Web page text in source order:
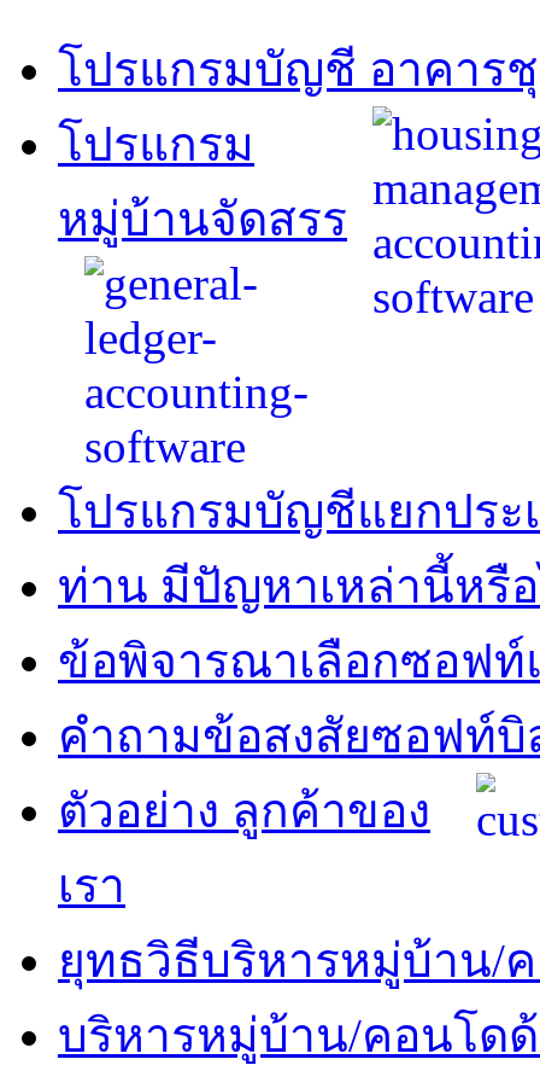
โปรแกรมบัญชี อาคาร
โปรแกรม
หมู่บ้านจัดสรร
โปรแกรมบัญชีแยกประ
ท่าน มีปัญหาเหล่านี้หรื
ข้อพิจารณาเลือกซอฟท์
คำถามข้อสงสัยซอฟท์บิ
ตัวอย่าง ลูกค้าของ
เรา
ยุทธวิธีบริหารหมู่บ้าน/
บริหารหมู่บ้าน/คอนโด